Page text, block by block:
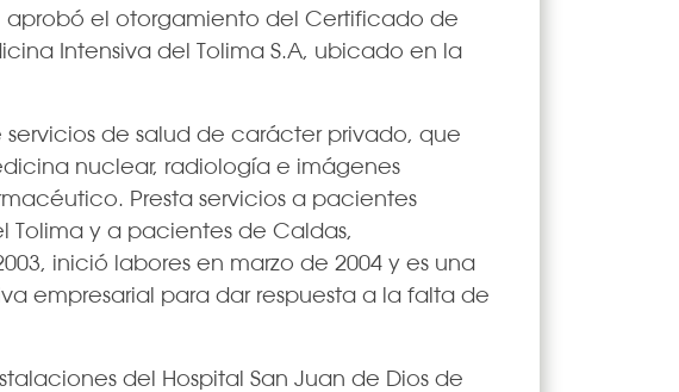
aprobó el otorgamiento del Certificado de
Intensiva del Tolima S.A, ubicado en la
de salud de carácter privado, que
nuclear, radiología e imágenes
Presta servicios a pacientes
y a pacientes de Caldas,
inició labores en marzo de 2004 y es una
empresarial para dar respuesta a la falta de
del Hospital San Juan de Dios de